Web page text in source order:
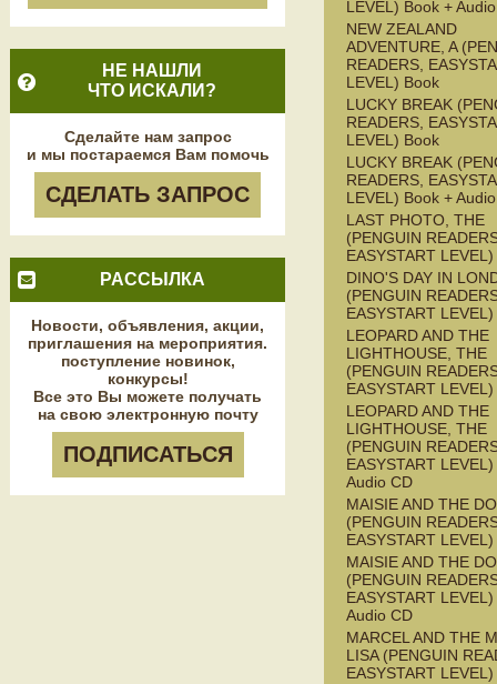
НЕ НАШЛИ
ЧТО ИСКАЛИ?
Сделайте нам запрос
и мы постараемся Вам помочь
СДЕЛАТЬ ЗАПРОС
РАССЫЛКА
Новости, объявления, акции,
приглашения на мероприятия.
поступление новинок,
конкурсы!
Все это Вы можете получать
на свою электронную почту
ПОДПИСАТЬСЯ
LEVEL) Book +
NEW ZEALAND
ADVENTURE, A
READERS,
LEVEL) Book
LUCKY BREAK
READERS,
LEVEL) Book
LUCKY BREAK
READERS,
LEVEL) Book +
LAST PHOTO, THE
(PENGUIN
EASYSTART
DINO'S DAY IN
(PENGUIN
EASYSTART
LEOPARD AND THE
LIGHTHOUSE, THE
(PENGUIN
EASYSTART
LEOPARD AND THE
LIGHTHOUSE, THE
(PENGUIN
EASYSTART
Audio CD
MAISIE AND THE
(PENGUIN
EASYSTART
MAISIE AND THE
(PENGUIN
EASYSTART
Audio CD
MARCEL AND THE
LISA (PENGUIN
EASYSTART